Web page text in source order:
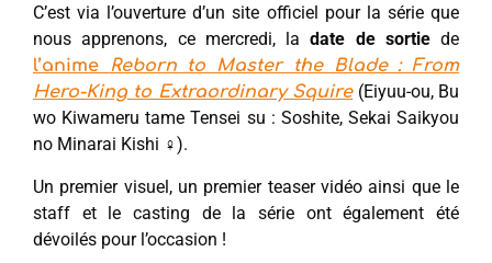
C’est via l’ouverture d’un site officiel pour la série que
nous apprenons, ce mercredi, ladate de sortiede
l’anime Reborn to Master the Blade : From
Hero-King to Extraordinary Squire(Eiyuu-ou, Bu
wo Kiwameru tame Tensei su : Soshite, Sekai Saikyou
no Minarai Kishi ♀).
Un premier visuel, un premier teaser vidéo ainsi que le
staff et le casting de la série ont également été
dévoilés pour l’occasion !